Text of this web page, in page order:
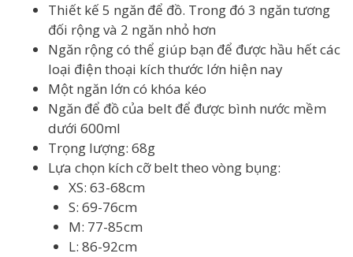
Thiết kế 5 ngăn để đồ. Trong đó 3 ngăn tương
đối rộng và 2 ngăn nhỏ hơn
Ngăn rộng có thể giúp bạn để được hầu hết các
loại điện thoại kích thước lớn hiện nay
Một ngăn lớn có khóa kéo
Ngăn để đồ của belt để được bình nước mềm
dưới 600ml
Trọng lượng: 68g
Lựa chọn kích cỡ belt theo vòng bụng:
XS: 63-68cm
S: 69-76cm
M: 77-85cm
L: 86-92cm